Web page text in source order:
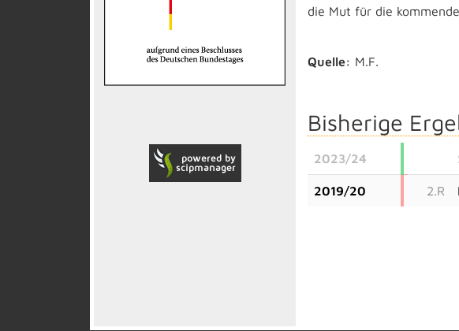
die Mut für die
Quelle: M.F.
Bisherige
2023/24
2019/20 2.R